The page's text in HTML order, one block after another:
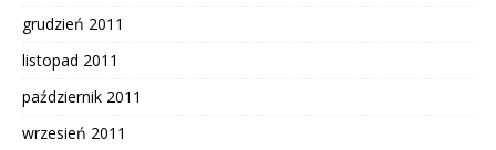
grudzień 2011
listopad 2011
październik 2011
wrzesień 2011